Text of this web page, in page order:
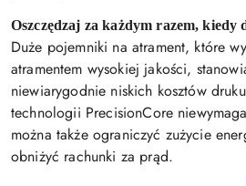
Oszczędzaj za każdym razem, kiedy
Duże pojemniki na atrament, które
atramentem wysokiej jakości,
niewiarygodnie niskich kosztów
technologii PrecisionCore
można także ograniczyć zużycie
obniżyć rachunki za prąd.